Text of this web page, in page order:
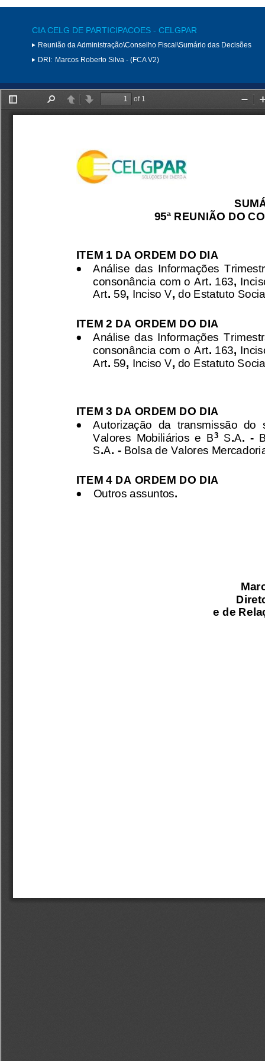
CIA CELG DE PARTICIPACOES - CELGPAR
Reunião da Administração\Conselho Fiscal\Sumário das Decisões
DRI: Marcos Roberto Silva - (FCA V2)